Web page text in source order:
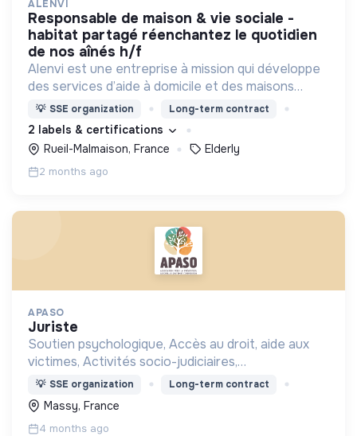
ALENVI
responsable de maison & vie sociale -
habitat partagé réenchantez le quotidien
de nos aînés h/f
Alenvi est une entreprise à mission qui développe
des services d’aide à domicile et des maisons
partagées pour les personnes âgées en perte
d’autonomie.
💡 SSE organization Long-term contract
2 labels & certifications
Rueil-Malmaison, France
Elderly
2 months ago
APASO
juriste
Soutien psychologique, Accès au droit, aide aux
victimes, Activités socio-judiciaires,
Accompagnement social
💡 SSE organization Long-term contract
Massy, France
4 months ago